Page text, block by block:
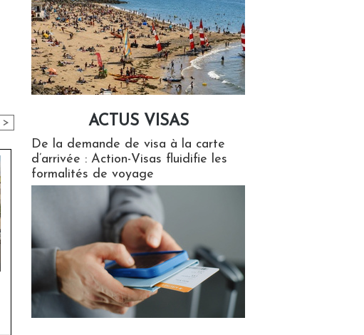
> ACTUS VISAS
De la demande de visa à la carte
d’arrivée : Action-Visas fluidifie les
formalités de voyage